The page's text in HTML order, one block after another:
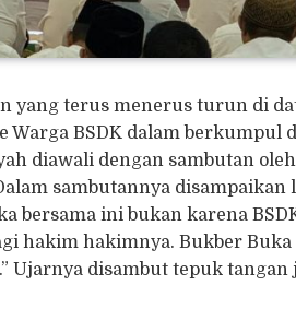
yang terus menerus turun di
BSDK dalam berkumpul
diawali dengan sambutan
sambutannya
bersama ini bukan karena
hakim hakimnya. Bukber
Ujarnya disambut tepuk tangan